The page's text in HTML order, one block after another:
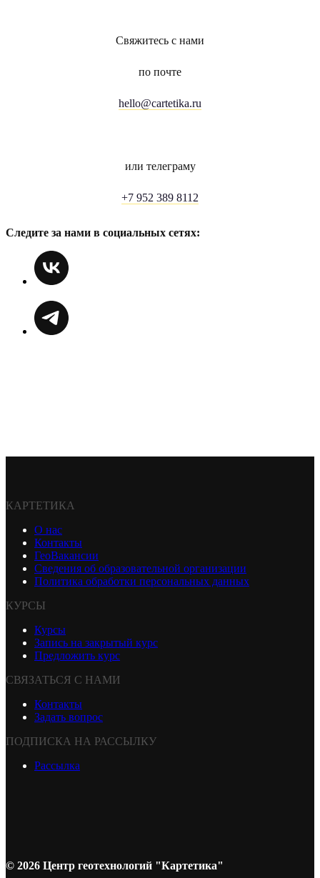
Свяжитесь с нами
по почте
hello@cartetika.ru
или телеграму
+7 952 389 8112
Следите за нами в социальных сетях:
КАРТЕТИКА
О нас
Контакты
ГеоВакансии
Сведения об образовательной организации
Политика обработки персональных данных
КУРСЫ
Курсы
Запись на закрытый курс
Предложить курс
СВЯЗАТЬСЯ С НАМИ
Контакты
Задать вопрос
ПОДПИСКА НА РАССЫЛКУ
Рассылка
© 2026 Центр геотехнологий "Картетика"